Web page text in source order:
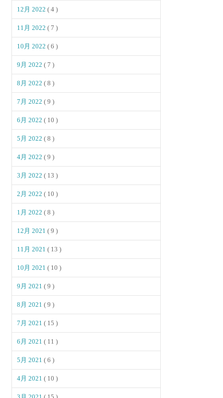
12月 2022( 4 )
11月 2022( 7 )
10月 2022( 6 )
9月 2022( 7 )
8月 2022( 8 )
7月 2022( 9 )
6月 2022( 10 )
5月 2022( 8 )
4月 2022( 9 )
3月 2022( 13 )
2月 2022( 10 )
1月 2022( 8 )
12月 2021( 9 )
11月 2021( 13 )
10月 2021( 10 )
9月 2021( 9 )
8月 2021( 9 )
7月 2021( 15 )
6月 2021( 11 )
5月 2021( 6 )
4月 2021( 10 )